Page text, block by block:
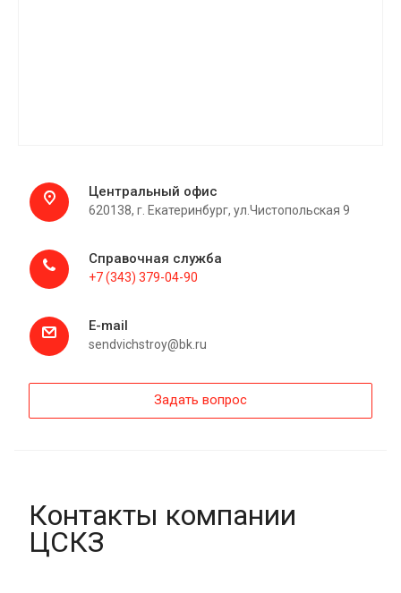
Центральный офис
620138, г. Екатеринбург, ул.Чистопольская 9
Справочная служба
+7 (343) 379-04-90
E-mail
sendvichstroy@bk.ru
Задать вопрос
Контакты компании
ЦСКЗ